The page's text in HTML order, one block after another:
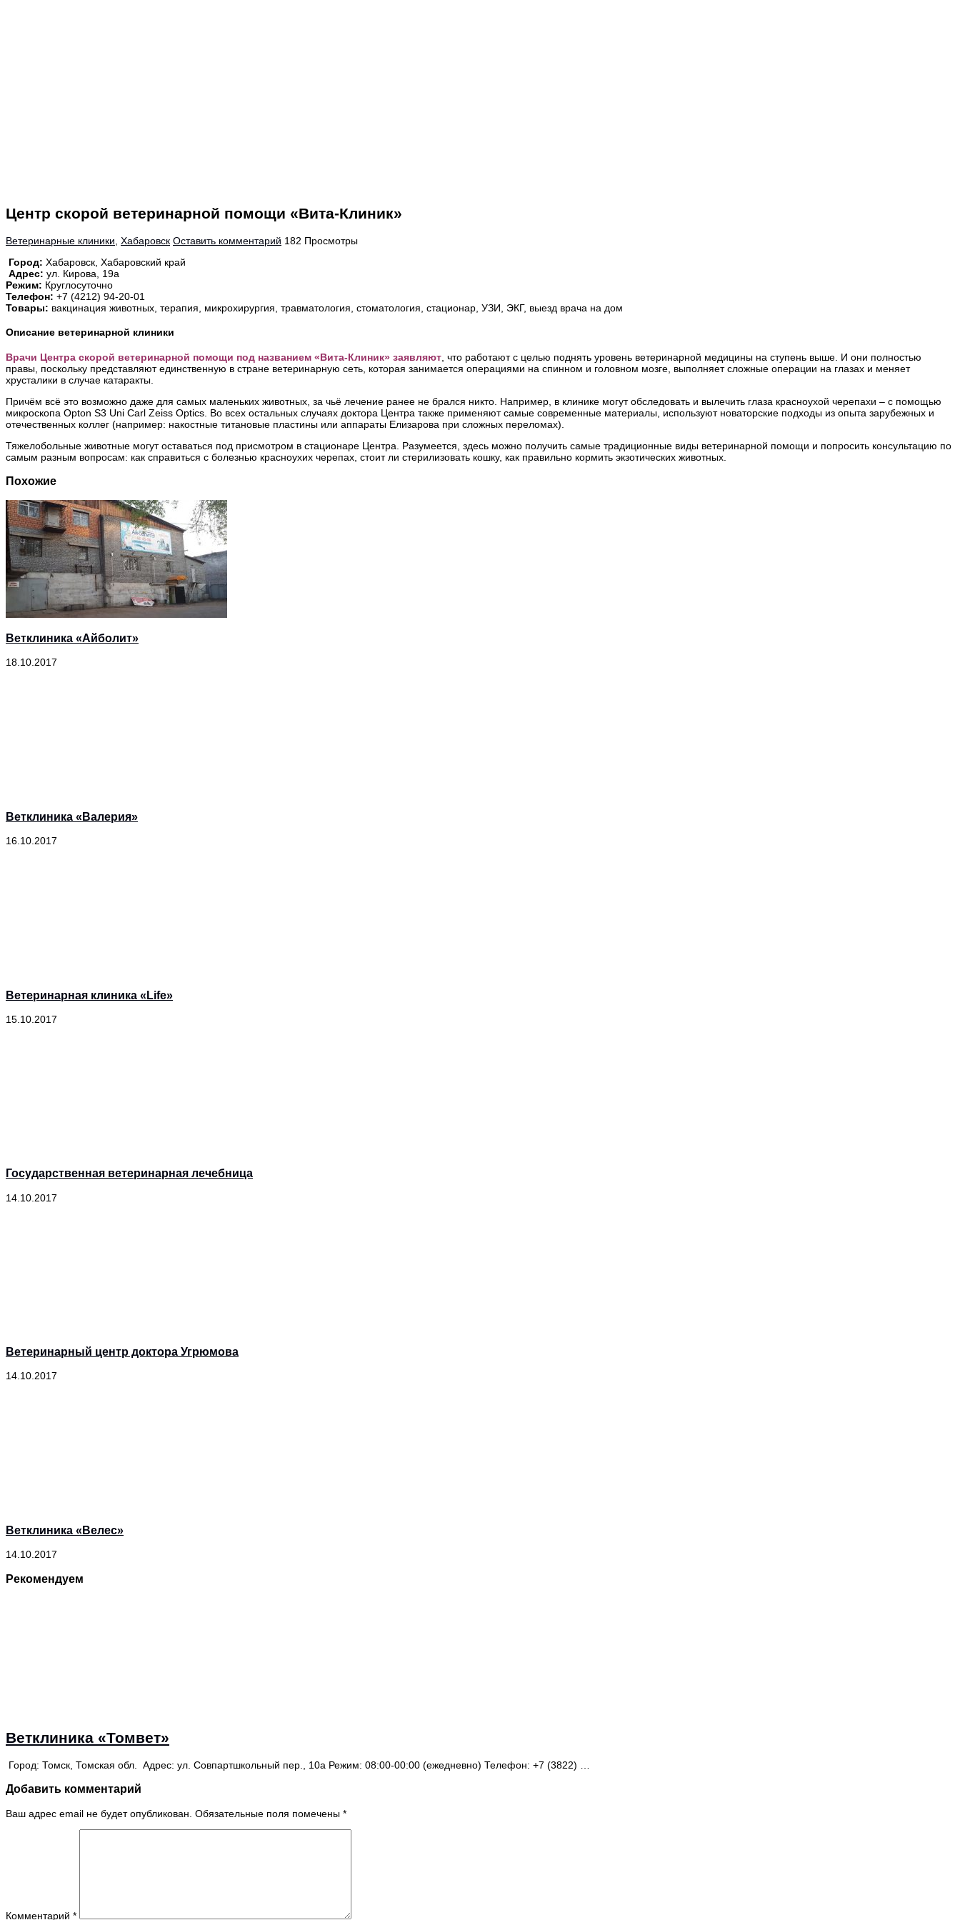
Центр скорой ветеринарной помощи «Вита-Клиник»
Ветеринарные клиники Хабаровск Оставить комментарий 182 Просмотры
Город: Хабаровск, Хабаровский край
Адрес: ул. Кирова, 19а
Режим: Круглосуточно
Телефон: +7 (4212) 94-20-01
Товары: вакцинация животных, терапия, микрохирургия, травматология, стоматология, стационар, УЗИ, ЭКГ, выезд врача на дом
Описание ветеринарной клиники
Врачи Центра скорой ветеринарной помощи под названием «Вита-Клиник» заявляют , что работают с целью поднять уровень ветеринарной медицины на ступень выше. И они полностью
правы, поскольку представляют единственную в стране ветеринарную сеть, которая занимается операциями на спинном и головном мозге, выполняет сложные операции на глазах и меняет
хрусталики в случае катаракты.
Причём всё это возможно даже для самых маленьких животных, за чьё лечение ранее не брался никто. Например, в клинике могут обследовать и вылечить глаза красноухой черепахи – с помощью
микроскопа Opton S3 Uni Carl Zeiss Optics. Во всех остальных случаях доктора Центра также применяют самые современные материалы, используют новаторские подходы из опыта зарубежных и
отечественных коллег (например: накостные титановые пластины или аппараты Елизарова при сложных переломах).
Тяжелобольные животные могут оставаться под присмотром в стационаре Центра. Разумеется, здесь можно получить самые традиционные виды ветеринарной помощи и попросить консультацию по
самым разным вопросам: как справиться с болезнью красноухих черепах, стоит ли стерилизовать кошку, как правильно кормить экзотических животных.
Похожие
Ветклиника «Айболит»
18.10.2017
Ветклиника «Валерия»
16.10.2017
Ветеринарная клиника «Life»
15.10.2017
Государственная ветеринарная лечебница
14.10.2017
Ветеринарный центр доктора Угрюмова
14.10.2017
Ветклиника «Велес»
14.10.2017
Рекомендуем
Ветклиника «Томвет»
Город: Томск, Томская обл. Адрес: ул. Совпартшкольный пер., 10а Режим: 08:00-00:00 (ежедневно) Телефон: +7 (3822) …
Добавить комментарий
Ваш адрес email не будет опубликован. Обязательные поля помечены *
Комментарий *